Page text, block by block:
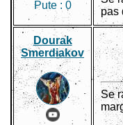
Pute : 0
pas
Dourak
Smerdiakov
Se